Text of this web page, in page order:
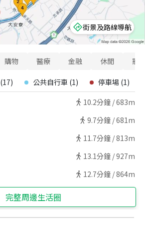
街景及路線導航
購物 醫療 金融 休閒 寵
(17) 公共自行車 (1) 停車場 (1)
10.2分鐘 /683m
9.7分鐘 /681m
11.7分鐘 /813m
13.1分鐘 /927m
12.7分鐘 /864m
完整周邊生活圈